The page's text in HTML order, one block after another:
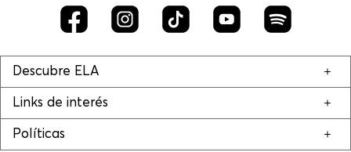
Descubre ELA
Links de interés
Políticas